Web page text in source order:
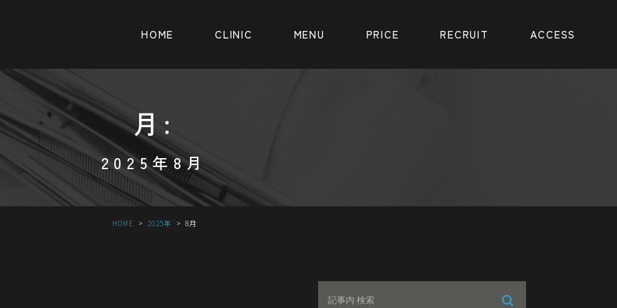
HOME CLINIC MENU PRICE RECRUIT ACCESS
月:
2025年8月
HOME 2025年 8月